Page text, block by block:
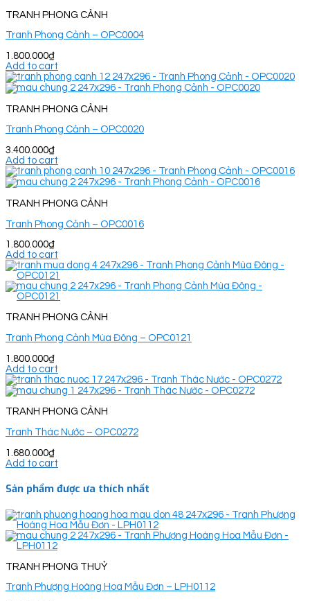
TRANH PHONG CẢNH
Tranh Phong Cảnh – OPC0004
1.800.000₫
Add to cart
TRANH PHONG CẢNH
Tranh Phong Cảnh – OPC0020
3.400.000₫
Add to cart
TRANH PHONG CẢNH
Tranh Phong Cảnh – OPC0016
1.800.000₫
Add to cart
TRANH PHONG CẢNH
Tranh Phong Cảnh Mùa Đông – OPC0121
1.800.000₫
Add to cart
TRANH PHONG CẢNH
Tranh Thác Nước – OPC0272
1.680.000₫
Add to cart
Sản phẩm được ưa thích nhất
TRANH PHONG THUỶ
Tranh Phượng Hoàng Hoa Mẫu Đơn – LPH0112